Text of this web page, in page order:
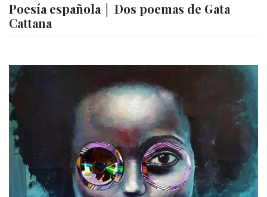
Poesía española │ Dos poemas de Gata
Cattana